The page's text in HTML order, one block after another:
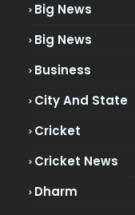
Big News
Big News
Business
City And State
Cricket
Cricket News
Dharm